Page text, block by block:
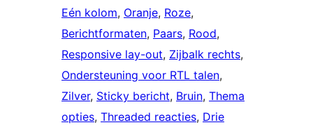
Eén kolom, Oranje, Roze
Berichtformaten, Paars, Rood
Responsive lay-out, Zijbalk rechts
Ondersteuning voor RTL talen
Zilver, Sticky bericht, Bruin, Thema
opties, Threaded reacties, Drie